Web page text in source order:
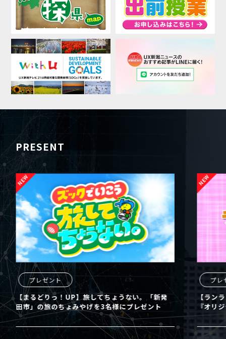
PRESENT
てちょうない。「新発
3名様にプレゼント
プレゼント
【ランランUX】東宝 映画クレヨン
『オリジナルＴシャツ』を4名様にプ